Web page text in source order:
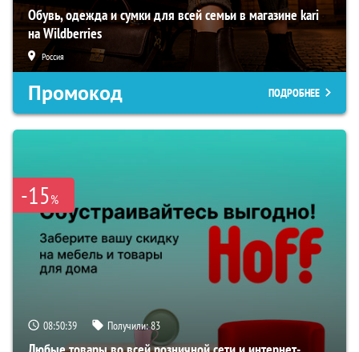
Обувь, одежда и сумки для всей семьи в магазине kari
на Wildberries
Россия
Промокод ПОДРОБНЕЕ
-15%
08:50:38 Получили:83